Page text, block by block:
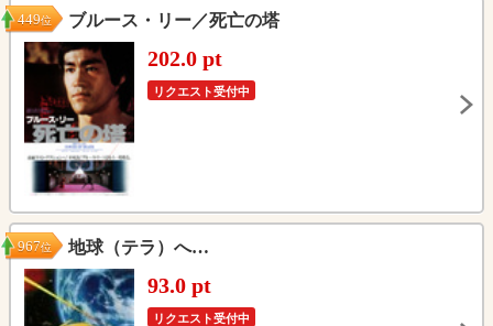
ブルース・リー／死亡の塔
449位
202.0 pt
リクエスト受付中
地球（テラ）へ…
967位
93.0 pt
リクエスト受付中